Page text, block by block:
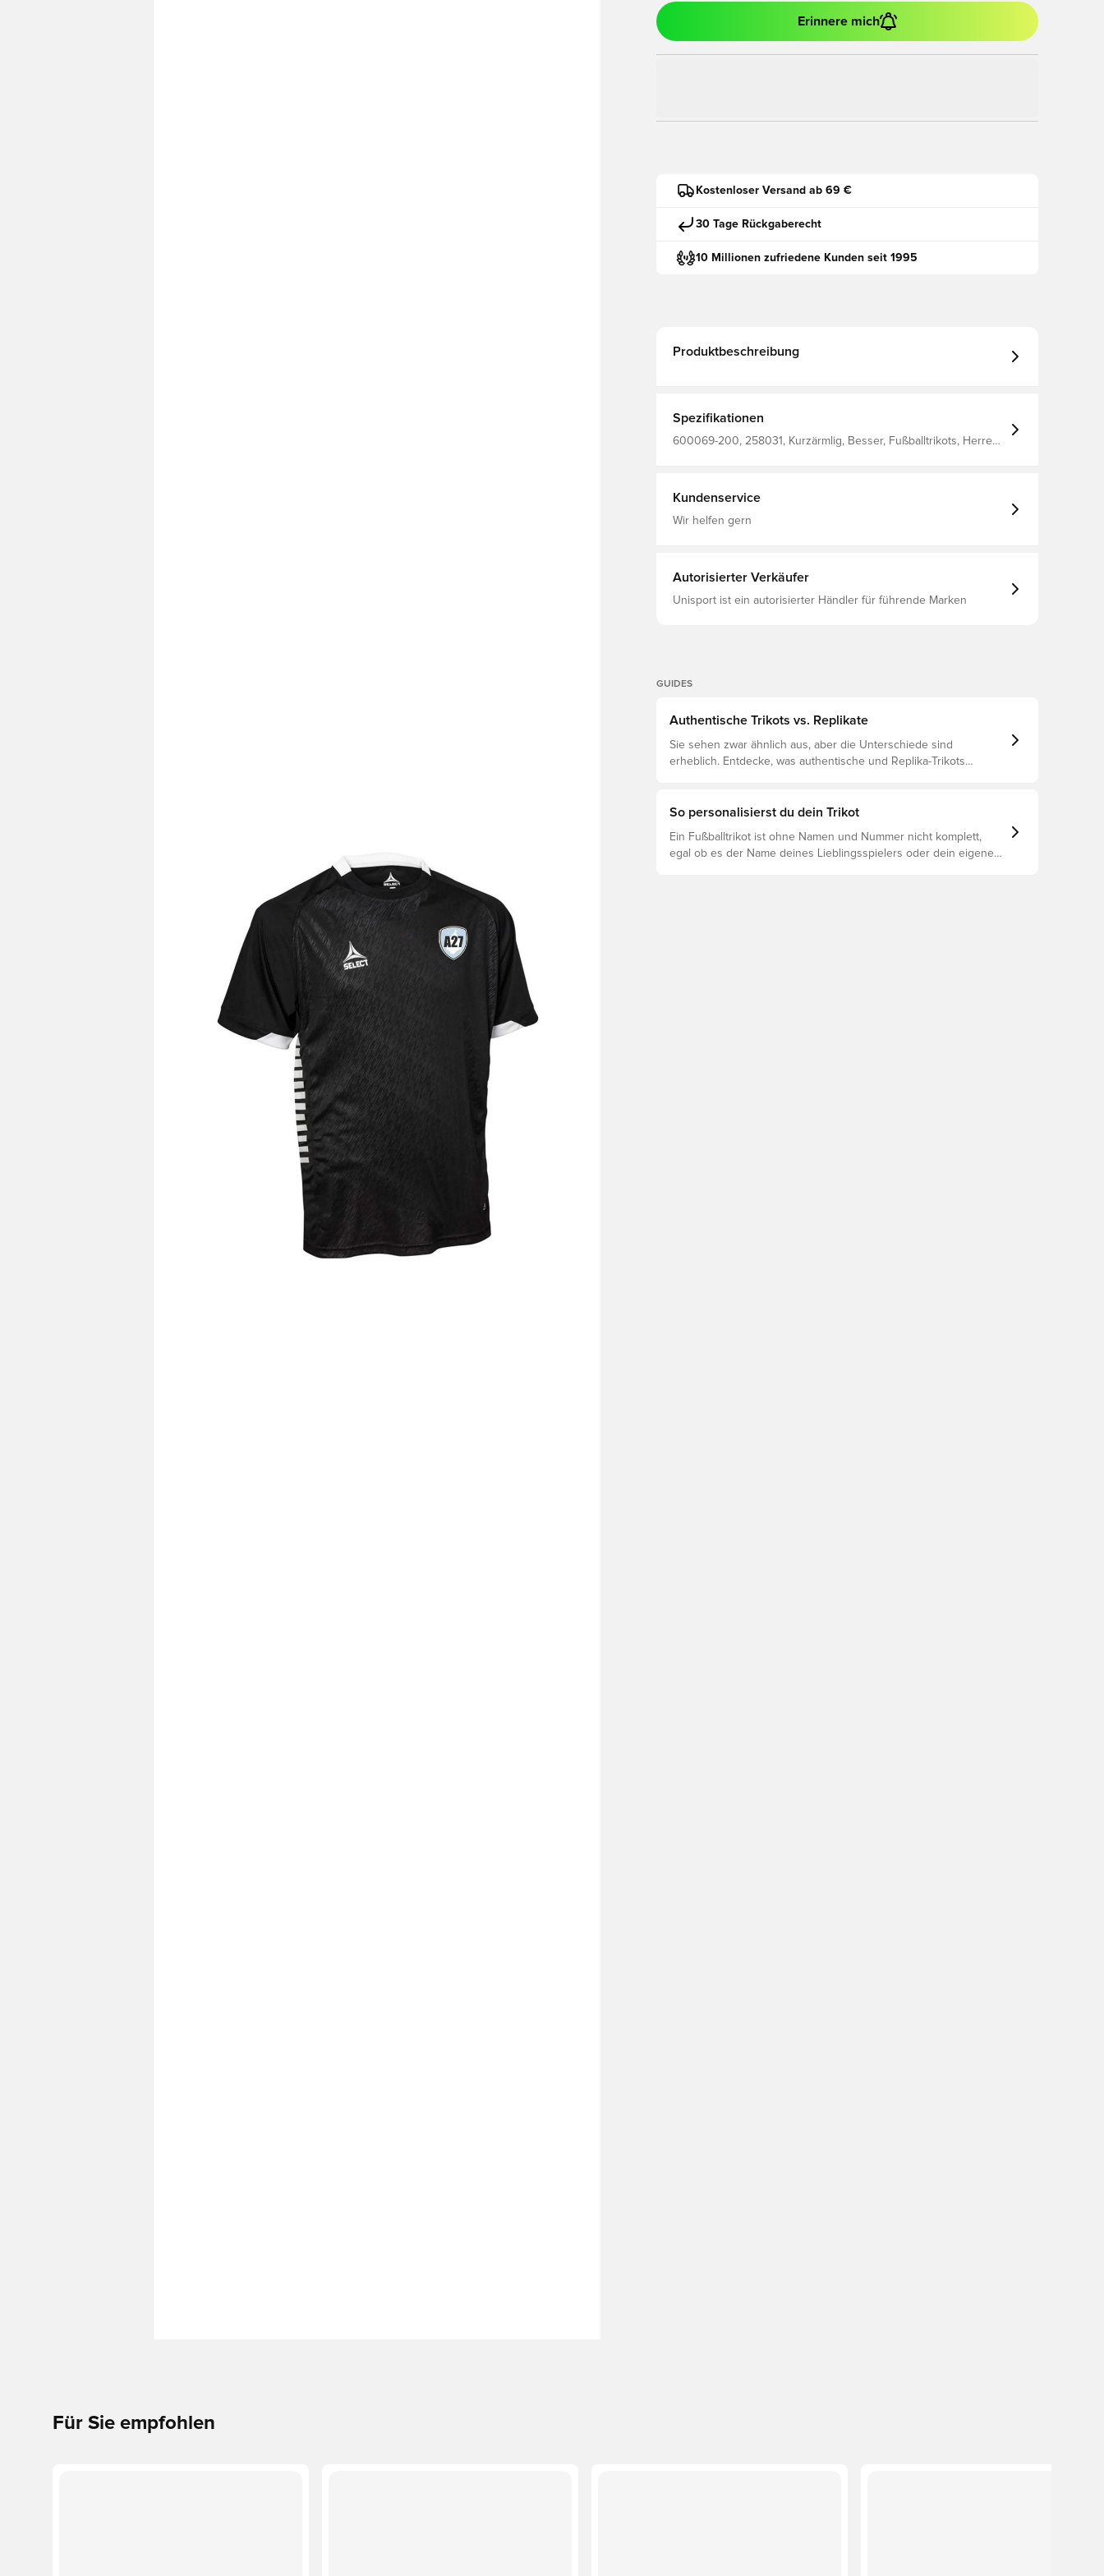
Erinnere mich
Kostenloser Versand ab 69 €
30 Tage Rückgaberecht
10 Millionen zufriedene Kunden seit 1995
Produktbeschreibung
Spezifikationen
600069-200, 258031, Kurzärmlig, Besser, Fußballtrikots, Herren,
Kundenservice
Wir helfen gern
Autorisierter Verkäufer
Unisport ist ein autorisierter Händler für führende Marken
GUIDES
Authentische Trikots vs. Replikate
Sie sehen zwar ähnlich aus, aber die Unterschiede sind
erheblich. Entdecke, was authentische und Replika-Trikots
So personalisierst du dein Trikot
Ein Fußballtrikot ist ohne Namen und Nummer nicht komplett,
egal ob es der Name deines Lieblingsspielers oder dein eigener
Für Sie empfohlen